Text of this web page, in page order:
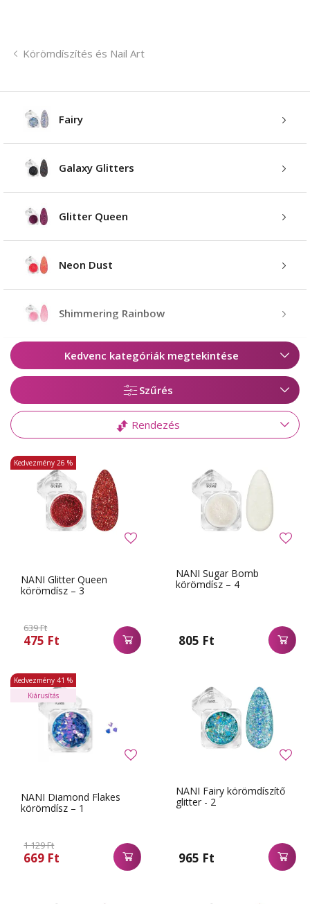
Körömdíszítés és Nail Art
Fairy
Galaxy Glitters
Glitter Queen
Neon Dust
Shimmering Rainbow
Kedvenc kategóriák megtekintése
Szűrés
Rendezés
NANI Glitter Queen
körömdísz – 3
639 Ft
475 Ft
Kedvezmény 26 %
NANI Sugar Bomb
körömdísz – 4
805 Ft
NANI Diamond Flakes
körömdísz – 1
1 129 Ft
669 Ft
Kedvezmény 41 %
Kiárusítás
NANI Fairy körömdíszítő
glitter - 2
965 Ft